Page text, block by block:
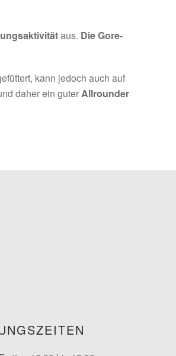
aus. Die Gore-
kann jedoch auch auf
daher ein guterAllrounder